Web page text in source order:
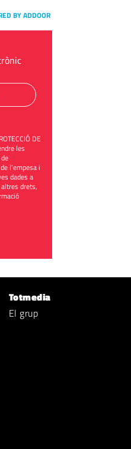
BY ADDOOR
DE
les
l'empesa i
dades a
drets,
Totmedia
El grup